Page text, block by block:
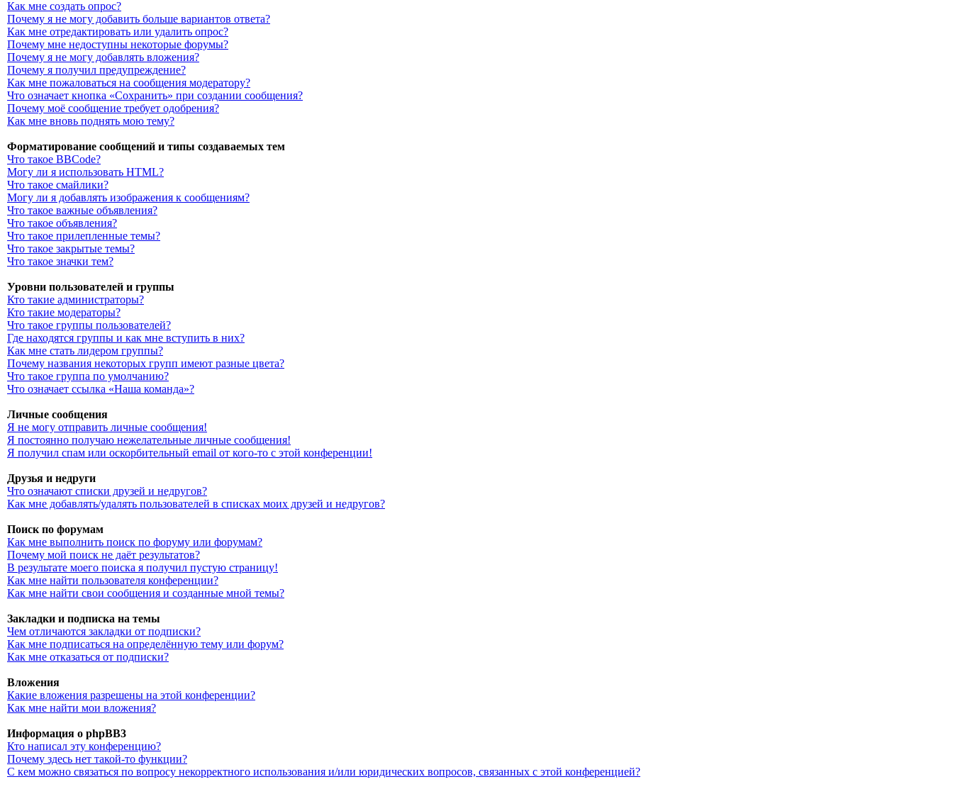
Как мне создать опрос?
Почему я не могу добавить больше вариантов ответа?
Как мне отредактировать или удалить опрос?
Почему мне недоступны некоторые форумы?
Почему я не могу добавлять вложения?
Почему я получил предупреждение?
Как мне пожаловаться на сообщения модератору?
Что означает кнопка «Сохранить» при создании сообщения?
Почему моё сообщение требует одобрения?
Как мне вновь поднять мою тему?
Форматирование сообщений и типы создаваемых тем
Что такое BBCode?
Могу ли я использовать HTML?
Что такое смайлики?
Могу ли я добавлять изображения к сообщениям?
Что такое важные объявления?
Что такое объявления?
Что такое прилепленные темы?
Что такое закрытые темы?
Что такое значки тем?
Уровни пользователей и группы
Кто такие администраторы?
Кто такие модераторы?
Что такое группы пользователей?
Где находятся группы и как мне вступить в них?
Как мне стать лидером группы?
Почему названия некоторых групп имеют разные цвета?
Что такое группа по умолчанию?
Что означает ссылка «Наша команда»?
Личные сообщения
Я не могу отправить личные сообщения!
Я постоянно получаю нежелательные личные сообщения!
Я получил спам или оскорбительный email от кого-то с этой конференции!
Друзья и недруги
Что означают списки друзей и недругов?
Как мне добавлять/удалять пользователей в списках моих друзей и недругов?
Поиск по форумам
Как мне выполнить поиск по форуму или форумам?
Почему мой поиск не даёт результатов?
В результате моего поиска я получил пустую страницу!
Как мне найти пользователя конференции?
Как мне найти свои сообщения и созданные мной темы?
Закладки и подписка на темы
Чем отличаются закладки от подписки?
Как мне подписаться на определённую тему или форум?
Как мне отказаться от подписки?
Вложения
Какие вложения разрешены на этой конференции?
Как мне найти мои вложения?
Информация о phpBB3
Кто написал эту конференцию?
Почему здесь нет такой-то функции?
С кем можно связаться по вопросу некорректного использования и/или юридических вопросов, связанных с этой конференцией?